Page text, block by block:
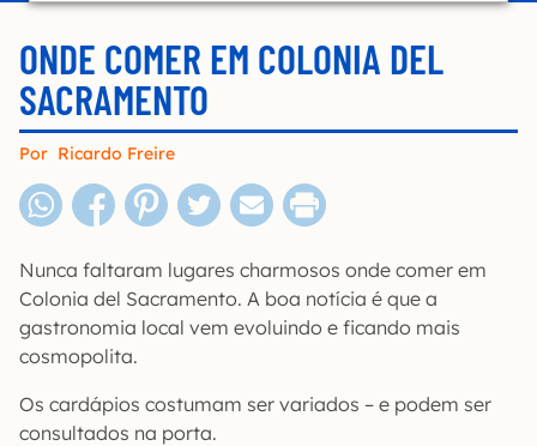
ONDE COMER EM COLONIA DEL
SACRAMENTO
Por Ricardo Freire
Nunca faltaram lugares charmosos onde comer em
Colonia del Sacramento. A boa notícia é que a
gastronomia local vem evoluindo e ficando mais
cosmopolita.
Os cardápios costumam ser variados – e podem ser
consultados na porta.